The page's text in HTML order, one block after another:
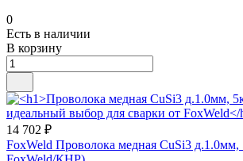
0
Есть в наличии
В корзину
14 702 ₽
FoxWeld Проволока медная CuSi3 д.1.0мм,